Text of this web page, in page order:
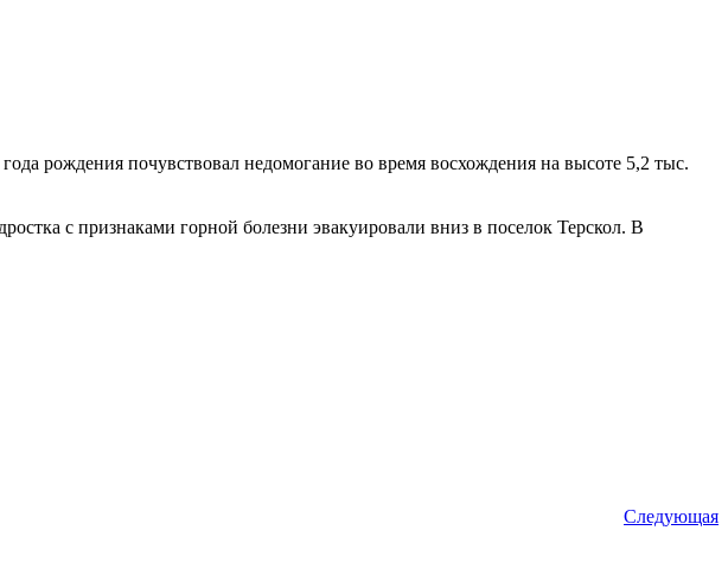
рождения почувствовал недомогание во время восхождения на высоте 5,2 тыс.
с признаками горной болезни эвакуировали вниз в поселок Терскол. В
Следующая